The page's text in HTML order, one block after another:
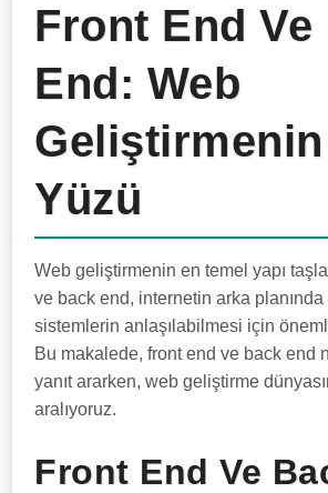
Front End Ve
End: Web
Yüzü
Web geliştirmenin en temel yapı
ve back end, internetin arka planında
sistemlerin anlaşılabilmesi için
Bu makalede, front end ve back end
yanıt ararken, web geliştirme
aralıyoruz.
Front End Ve